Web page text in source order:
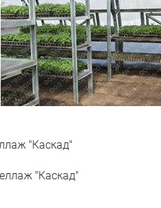
"Каскад"
"Каскад"